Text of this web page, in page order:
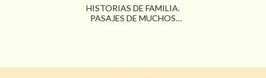
HISTORIAS DE FAMILIA.
PASAJES DE MUCHOS